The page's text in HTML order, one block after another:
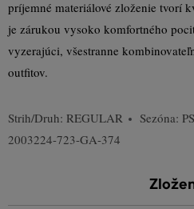
príjemné materiálové zloženie tvorí
je zárukou vysoko komfortného
vyzerajúci, všestranne
outfitov.
Strih/Druh: REGULAR Sezóna:
2003224-723-GA-374